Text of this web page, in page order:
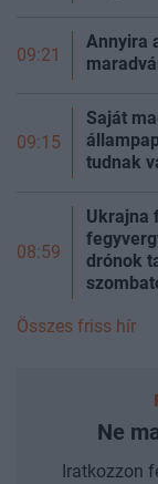
09:21
Annyira
09:15
Saját
tudnak
08:59
Ukrajna
drónok
Összes friss hír
Ne
Iratkozzon